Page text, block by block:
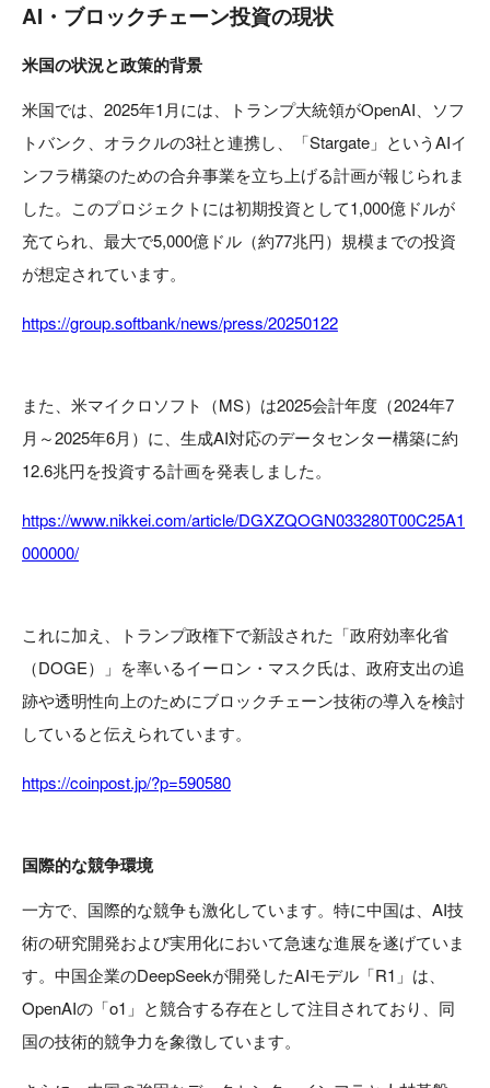
AI・ブロックチェーン投資の現状
米国の状況と政策的背景
米国では、2025年1月には、トランプ大統領がOpenAI、ソフ
トバンク、オラクルの3社と連携し、「Stargate」というAIイ
ンフラ構築のための合弁事業を立ち上げる計画が報じられま
した。このプロジェクトには初期投資として1,000億ドルが
充てられ、最大で5,000億ドル（約77兆円）規模までの投資
が想定されています。
https://group.softbank/news/press/20250122
また、米マイクロソフト（MS）は2025会計年度（2024年7
月～2025年6月）に、生成AI対応のデータセンター構築に約
12.6兆円を投資する計画を発表しました。
https://www.nikkei.com/article/DGXZQOGN033280T00C25A1
000000/
これに加え、トランプ政権下で新設された「政府効率化省
（DOGE）」を率いるイーロン・マスク氏は、政府支出の追
跡や透明性向上のためにブロックチェーン技術の導入を検討
していると伝えられています。
https://coinpost.jp/?p=590580
国際的な競争環境
一方で、国際的な競争も激化しています。特に中国は、AI技
術の研究開発および実用化において急速な進展を遂げていま
す。中国企業のDeepSeekが開発したAIモデル「R1」は、
OpenAIの「o1」と競合する存在として注目されており、同
国の技術的競争力を象徴しています。